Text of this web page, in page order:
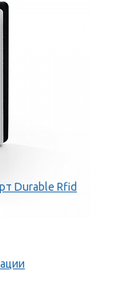
Durable Rfid